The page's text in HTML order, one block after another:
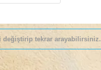
değiştirip tekrar arayabilirsiniz.